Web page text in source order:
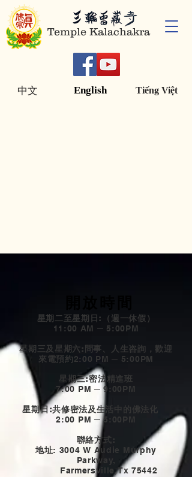
Temple Kalachakra
English Tiếng Việt
中文
星期二至星期日:（週一休假）
11:00 AM ─ 5:00PM
星期三及星期六:問事、人生咨詢，歡迎
來電預約2:00 PM ─ 5:00PM
星期三:密法精進班
7:00 PM ─ 9:00PM
星期日:共修密法及生活中的佛法化
2:00 PM ─ 5:00PM
聯絡方式:
地址: 3004 W Audie Murphy
Parkway,
Farmersville,Tx 75442